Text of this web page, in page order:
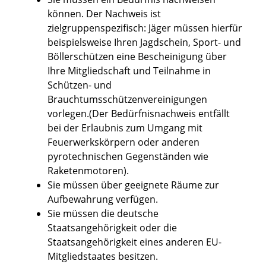
können. Der Nachweis ist
zielgruppenspezifisch: Jäger müssen hierfür
beispielsweise Ihren Jagdschein, Sport- und
Böllerschützen eine Bescheinigung über
Ihre Mitgliedschaft und Teilnahme in
Schützen- und
Brauchtumsschützenvereinigungen
vorlegen.(Der Bedürfnisnachweis entfällt
bei der Erlaubnis zum Umgang mit
Feuerwerkskörpern oder anderen
pyrotechnischen Gegenständen wie
Raketenmotoren).
Sie müssen über geeignete Räume zur
Aufbewahrung verfügen.
Sie müssen die deutsche
Staatsangehörigkeit oder die
Staatsangehörigkeit eines anderen EU-
Mitgliedstaates besitzen.